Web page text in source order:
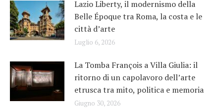
Lazio Liberty, il modernismo della
Belle Époque tra Roma, la costa e le
città d’arte
Luglio 6, 2026
La Tomba François a Villa Giulia: il
ritorno di un capolavoro dell’arte
etrusca tra mito, politica e memoria
Giugno 30, 2026